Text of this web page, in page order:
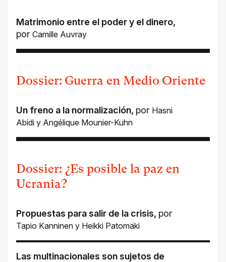
Matrimonio entre el poder y el dinero,
por Camille Auvray
Dossier: Guerra en Medio Oriente
Un freno a la normalización, por Hasni
Abidi y Angélique Mounier-Kuhn
Dossier: ¿Es posible la paz en
Ucrania?
Propuestas para salir de la crisis, por
Tapio Kanninen y Heikki Patomäki
Las multinacionales son sujetos de